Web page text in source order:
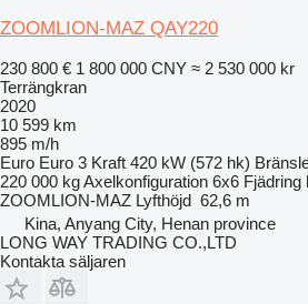
ZOOMLION-MAZ QAY220
230 800 € 1 800 000 CNY ≈ 2 530 000 kr
Terrängkran
2020
10 599 km
895 m/h
Euro Euro 3 Kraft 420 kW (572 hk)
220 000 kgAxelkonfiguration 6x6 Fjädring
ZOOMLION-MAZ Lyfthöjd 62,6 m
Kina, Anyang City, Henan province
LONG WAY TRADING CO.,LTD
Kontakta säljaren